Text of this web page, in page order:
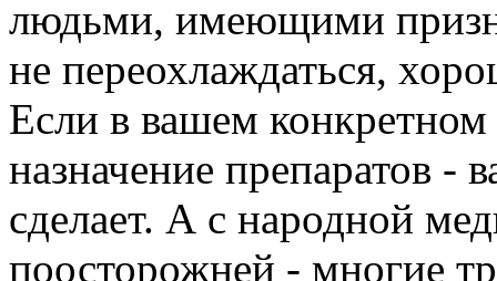
людьми, имеющими
не переохлаждаться,
Если в вашем конкретном
назначение препаратов -
сделает. А с народной
поосторожней - многие